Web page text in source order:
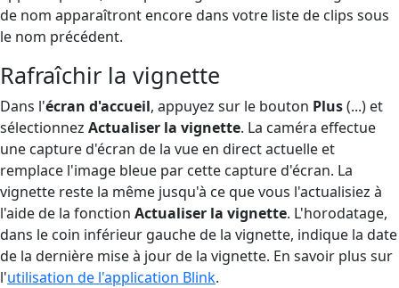
de nom apparaîtront encore dans votre liste de clips sous
le nom précédent.
Rafraîchir la vignette
Dans l'écran d'accueil, appuyez sur le bouton Plus(...) et
sélectionnez Actualiser la vignette. La caméra effectue
une capture d'écran de la vue en direct actuelle et
remplace l'image bleue par cette capture d'écran. La
vignette reste la même jusqu'à ce que vous l'actualisiez à
l'aide de la fonction Actualiser la vignette. L'horodatage,
dans le coin inférieur gauche de la vignette, indique la date
de la dernière mise à jour de la vignette. En savoir plus sur
l'utilisation de l'application Blink.